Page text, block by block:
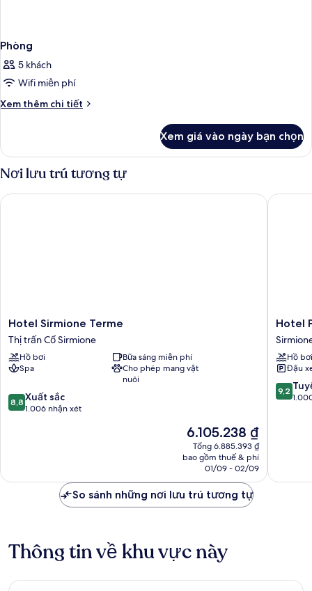
Phòng
5 khách
Wifi miễn phí
Xem thêm chi tiết
Chi
Phòng
Xem giá vào ngày bạn chọn
Nơi lưu trú tương tự
Hotel
Sirmione
Terme
Thị
trấn
Sirmione
Hotel Sirmione Terme
Thị trấn Cổ Sirmione
Hồ bơi
Bữa sáng miễn phí
Spa
Cho phép mang vật
nuôi
8.8
trên
xét
8,8 Xuất sắc
1.006 nhận xét
Giá
hiện
tại
6.105.238 ₫
6.105.238 ₫
Tổng 6.885.393 ₫
bao gồm thuế & phí
01/09 - 02/09
Hotel Sirmione Terme
Hotel
Porto
Azzurro
Hotel
Hồ bơi
Đậu
9.2
trên
9,2
Hotel
So sánh những nơi lưu trú tương tự
Thông tin về khu vực này